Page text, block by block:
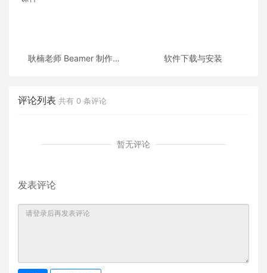
耿楠老师 Beamer 制作的
软件下载与安装
评论列表 共有 0 条评论
暂无评论
发表评论